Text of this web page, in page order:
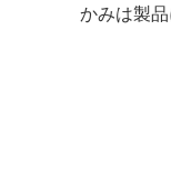
かみは製